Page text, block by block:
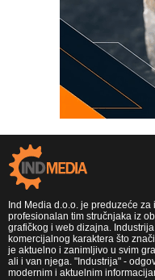
Ind Media d.o.o. je preduzeće
profesionalan tim stručnjaka iz
grafičkog i web dizajna.
komercijalnog karaktera što
je aktuelno i zanimljivo u svim
ali i van njega. "Industrija" -
modernim i aktuelnim